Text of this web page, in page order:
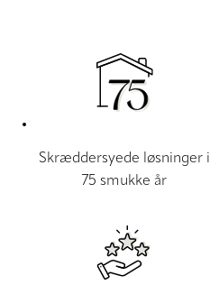
Skræddersyede løsninger i
75 smukke år